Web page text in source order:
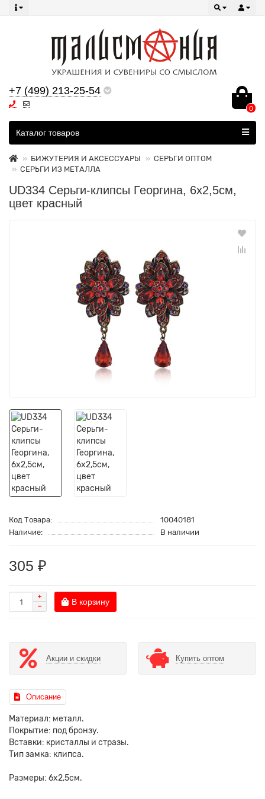
+7 (499) 213-25-54
0
Все категории
Каталог товаров
БИЖУТЕРИЯ И АКСЕССУАРЫ
СЕРЬГИ ОПТОМ
СЕРЬГИ ИЗ МЕТАЛЛА
UD334 Серьги-клипсы Георгина, 6х2,5см,
цвет красный
Код Товара:
10040181
Наличие:
В наличии
305 ₽
В корзину
Акции и скидки Купить оптом
Описание
Материал: металл.
Покрытие: под бронзу.
Вставки: кристаллы и стразы.
Тип замка: клипса.
Размеры: 6х2,5см.